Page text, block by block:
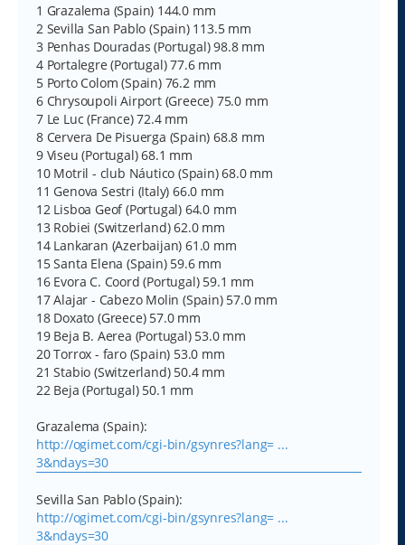
1 Grazalema (Spain) 144.0 mm
2 Sevilla San Pablo (Spain) 113.5 mm
3 Penhas Douradas (Portugal) 98.8 mm
4 Portalegre (Portugal) 77.6 mm
5 Porto Colom (Spain) 76.2 mm
6 Chrysoupoli Airport (Greece) 75.0 mm
7 Le Luc (France) 72.4 mm
8 Cervera De Pisuerga (Spain) 68.8 mm
9 Viseu (Portugal) 68.1 mm
10 Motril - club Náutico (Spain) 68.0 mm
11 Genova Sestri (Italy) 66.0 mm
12 Lisboa Geof (Portugal) 64.0 mm
13 Robiei (Switzerland) 62.0 mm
14 Lankaran (Azerbaijan) 61.0 mm
15 Santa Elena (Spain) 59.6 mm
16 Evora C. Coord (Portugal) 59.1 mm
17 Alajar - Cabezo Molin (Spain) 57.0 mm
18 Doxato (Greece) 57.0 mm
19 Beja B. Aerea (Portugal) 53.0 mm
20 Torrox - faro (Spain) 53.0 mm
21 Stabio (Switzerland) 50.4 mm
22 Beja (Portugal) 50.1 mm
Grazalema (Spain):
http://ogimet.com/cgi-bin/gsynres?lang= ...
3&ndays=30
Sevilla San Pablo (Spain):
http://ogimet.com/cgi-bin/gsynres?lang= ...
3&ndays=30